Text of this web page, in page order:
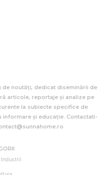
de noutăți, dedicat diseminării de
articole, reportaje și analize pe
la subiecte specifice de
informare și educație. Contactati-